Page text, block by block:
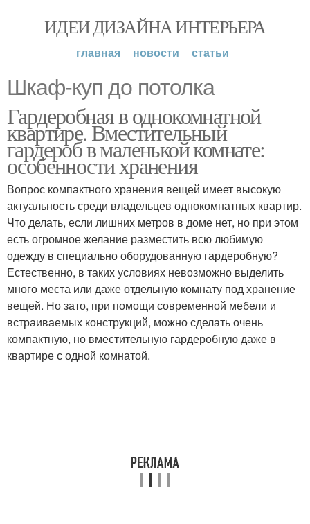
ИДЕИ ДИЗАЙНА ИНТЕРЬЕРА
главная новости статьи
Шкаф-куп до потолка
Гардеробная в однокомнатной
квартире. Вместительный
гардероб в маленькой комнате:
особенности хранения
Вопрос компактного хранения вещей имеет высокую
актуальность среди владельцев однокомнатных квартир.
Что делать, если лишних метров в доме нет, но при этом
есть огромное желание разместить всю любимую
одежду в специально оборудованную гардеробную?
Естественно, в таких условиях невозможно выделить
много места или даже отдельную комнату под хранение
вещей. Но зато, при помощи современной мебели и
встраиваемых конструкций, можно сделать очень
компактную, но вместительную гардеробную даже в
квартире с одной комнатой.